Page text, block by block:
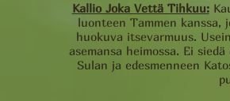
Kallio Joka Vettä Tihkuu:
luonteen Tammen kanssa,
huokuva itsevarmuus.
asemansa heimossa. Ei
Sulan ja edesmenneen